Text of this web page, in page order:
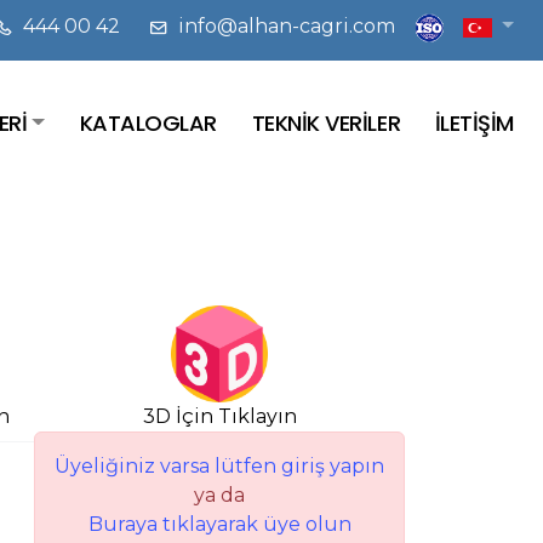
444 00 42 info@alhan-cagri.com
KATALOGLAR TEKNİK VERİLER İLETİŞİM
3D İçin Tıklayın
Üyeliğiniz varsa lütfen giriş yapın
ya da
Buraya tıklayarak üye olun